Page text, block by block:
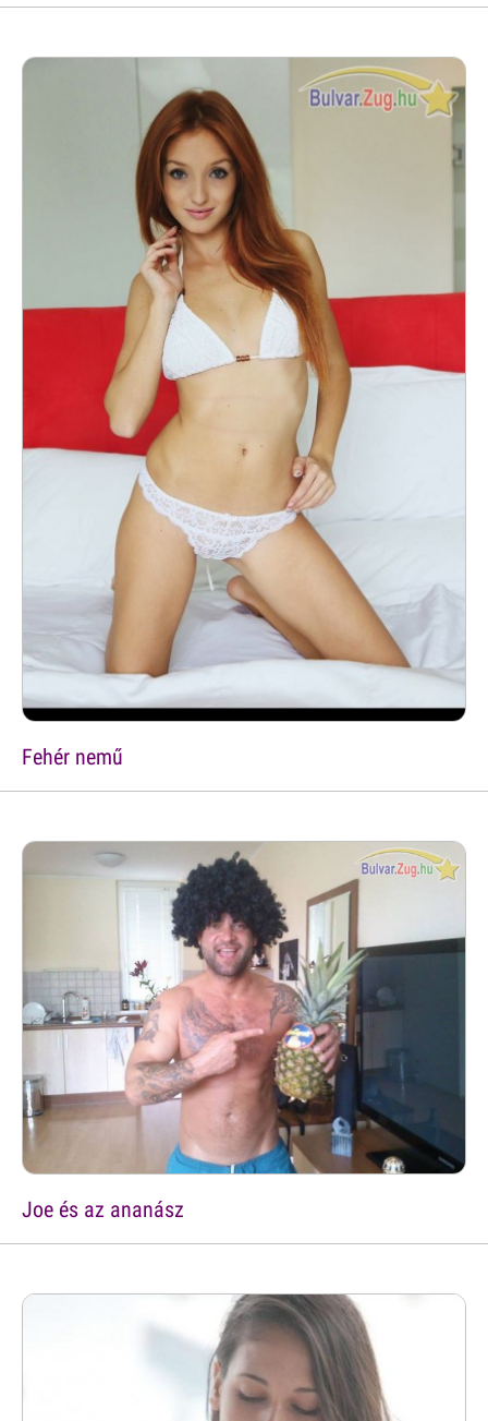
Fehér nemű
Joe és az ananász